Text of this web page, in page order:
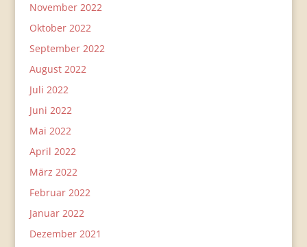
November 2022
Oktober 2022
September 2022
August 2022
Juli 2022
Juni 2022
Mai 2022
April 2022
März 2022
Februar 2022
Januar 2022
Dezember 2021